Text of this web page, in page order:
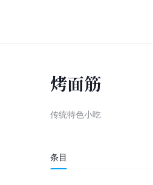
烤面筋
传统特色小吃
条目